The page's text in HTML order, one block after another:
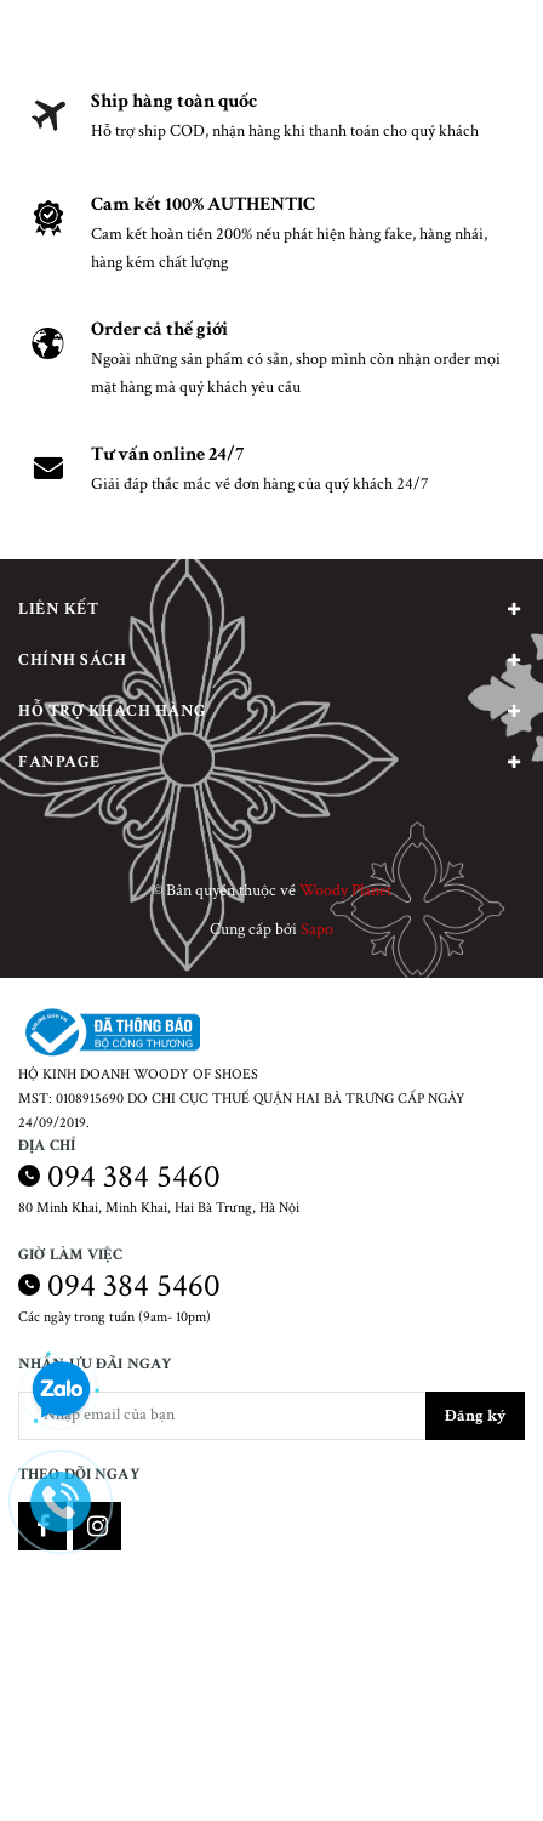
Ship hàng toàn quốc
Hỗ trợ ship COD, nhận hàng khi thanh toán cho quý khách
Cam kết 100% AUTHENTIC
Cam kết hoàn tiền 200% nếu phát hiện hàng fake, hàng nhái,
hàng kém chất lượng
Order cả thế giới
Ngoài những sản phẩm có sẵn, shop mình còn nhận order mọi
mặt hàng mà quý khách yêu cầu
Tư vấn online 24/7
Giải đáp thắc mắc về đơn hàng của quý khách 24/7
LIÊN KẾT
CHÍNH SÁCH
HỖ TRỢ KHÁCH HÀNG
FANPAGE
© Bản quyền thuộc vềWoody Planet
Cung cấp bởiSapo
HỘ KINH DOANH WOODY OF SHOES
MST: 0108915690 DO CHI CỤC THUẾ QUẬN HAI BÀ TRƯNG CẤP NGÀY
24/09/2019.
ĐỊA CHỈ
094 384 5460
80 Minh Khai, Minh Khai, Hai Bà Trưng, Hà Nội
GIỜ LÀM VIỆC
094 384 5460
Các ngày trong tuần (9am- 10pm)
NHẬN ƯU ĐÃI NGAY
Đăng ký
THEO DÕI NGAY